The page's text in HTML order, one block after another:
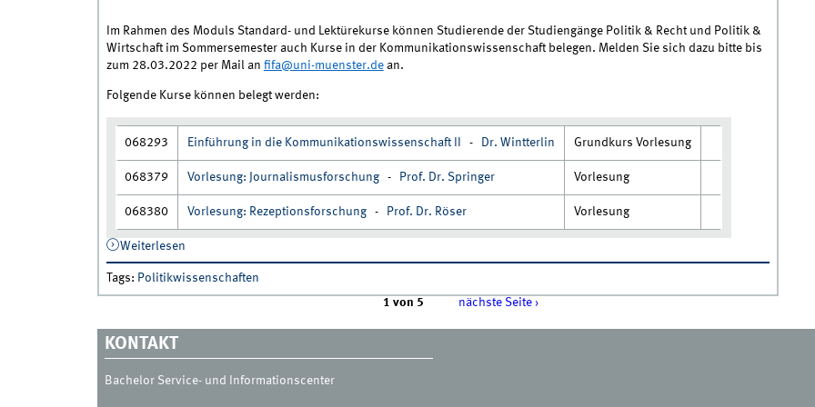
Im Rahmen des Moduls Standard- und Lektürekurse können Studierende der Studiengänge Politik & Recht und Politik &
Wirtschaft im Sommersemester auch Kurse in der Kommunikationswissenschaft belegen. Melden Sie sich dazu bitte bis
zum 28.03.2022 per Mail an fifa@uni-muenster.dean.
Folgende Kurse können belegt werden:
068293 Einführung in die Kommunikationswissenschaft II - Dr. Wintterlin Grundkurs Vorlesung
068379 Vorlesung: Journalismusforschung- Prof. Dr. Springer Vorlesung
068380 Vorlesung: Rezeptionsforschung- Prof. Dr. Röser Vorlesung
Weiterlesen
Tags: Politikwissenschaften
1 von 5
nächste Seite ›
KONTAKT
Bachelor Service- und Informationscenter